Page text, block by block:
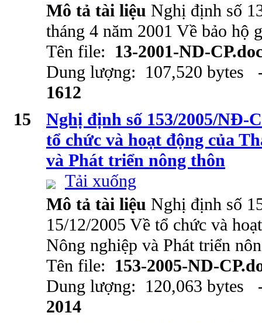
Mô tả tài liệu Nghị định số
tháng 4 năm 2001 Về bảo hộ
Tên file: 13-2001-ND-
Dung lượng: 107,520
1612
15
Nghị định số 153/2005/NĐ-
tổ chức và hoạt động của
và Phát triển nông thôn
Tải xuống
Mô tả tài liệu Nghị định số
15/12/2005 Về tổ chức và
Nông nghiệp và Phát triển
Tên file: 153-2005-ND-
Dung lượng: 120,063
2014